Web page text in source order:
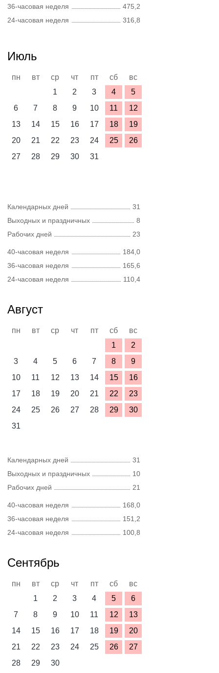
36-часовая неделя
475,2
24-часовая неделя
316,8
Июль
пн вт ср чт пт сб
вс
1
2 3 4
5
6
7 8 9 10 11
12
13
14 15 16 17 18
19
20
21 22 23 24 25
26
27
28 29 30 31
Календарных дней
31
Выходных и праздничных
8
Рабочих дней
23
40-часовая неделя
184,0
36-часовая неделя
165,6
24-часовая неделя
110,4
Август
пн вт ср чт пт сб
вс
1
2
3
4 5 6 7 8
9
10
11 12 13 14 15
16
17
18 19 20 21 22
23
24
25 26 27 28 29
30
31
Календарных дней
31
Выходных и праздничных
10
Рабочих дней
21
40-часовая неделя
168,0
36-часовая неделя
151,2
24-часовая неделя
100,8
Сентябрь
пн вт ср чт пт сб
вс
1
2 3 4 5
6
7
8 9 10 11 12
13
14
15 16 17 18 19
20
21
22 23 24 25 26
27
28
29 30